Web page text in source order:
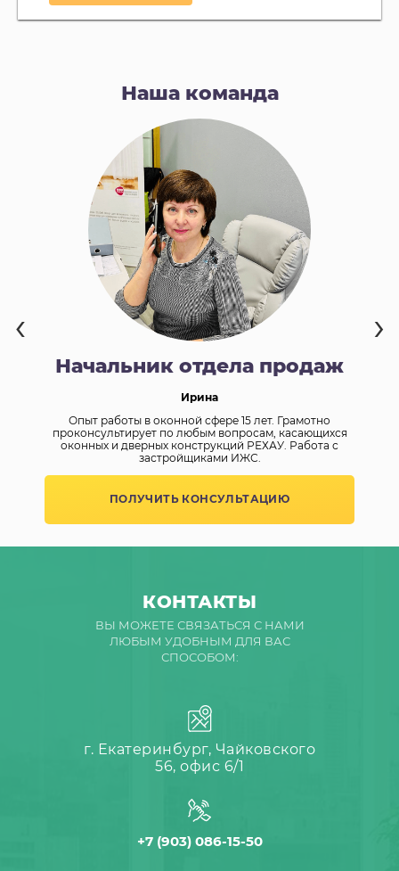
Наша команда
‹
Начальник отдела продаж
Ирина
Опыт работы в оконной сфере 15 лет. Грамотно
проконсультирует по любым вопросам, касающихся
оконных и дверных конструкций РЕХАУ. Работа с
застройщиками ИЖС.
ПОЛУЧИТЬ КОНСУЛЬТАЦИЮ
›
КОНТАКТЫ
ВЫ МОЖЕТЕ СВЯЗАТЬСЯ С НАМИ
ЛЮБЫМ УДОБНЫМ ДЛЯ ВАС
СПОСОБОМ:
г. Екатеринбург, Чайковского
56, офис 6/1
+7 (903) 086-15-50